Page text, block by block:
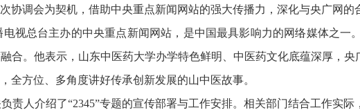
协调会为契机，借助中央重点新闻网站的强大传播力，深化与央广网
视总台主办的中央重点新闻网站，是中国最具影响力的网络媒体之
合。他表示，山东中医药大学办学特色鲜明、中医药文化底蕴深厚，
全方位、多角度讲好传承创新发展的山中医故事。
责人介绍了“2345”专题的宣传部署与工作安排。相关部门结合工作实